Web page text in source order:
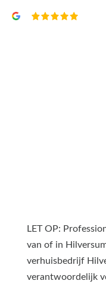
LET OP:
van of in
verhuisbedrijf
verantwoordelijk